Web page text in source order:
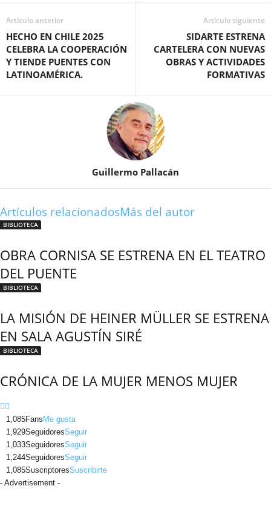
Artículo anterior
HECHO EN CHILE 2025
CELEBRA LA COOPERACIÓN
Y TIENDE PUENTES CON
LATINOAMÉRICA.
Artículo siguiente
SIDARTE ESTRENA
CARTELERA CON NUEVAS
OBRAS Y ACTIVIDADES
FORMATIVAS
Guillermo Pallacán
Artículos relacionadosMás del autor
BIBLIOTECA
OBRA CORNISA SE ESTRENA EN EL TEATRO
DEL PUENTE
BIBLIOTECA
LA MISIÓN DE HEINER MÜLLER SE ESTRENA
EN SALA AGUSTÍN SIRÉ
BIBLIOTECA
CRÓNICA DE LA MUJER MENOS MUJER
1,085Fans Me gusta
1,929SeguidoresSeguir
1,033SeguidoresSeguir
1,244SeguidoresSeguir
1,085SuscriptoresSuscribirte
- Advertisement -